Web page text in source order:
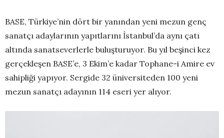
BASE, Türkiye’nin dört bir yanından yeni mezun genç
sanatçı adaylarının yapıtlarını İstanbul’da aynı çatı
altında sanatseverlerle buluşturuyor. Bu yıl beşinci kez
gerçekleşen BASE’e, 3 Ekim’e kadar Tophane-i Amire ev
sahipliği yapıyor. Sergide 32 üniversiteden 100 yeni
mezun sanatçı adayının 114 eseri yer alıyor.